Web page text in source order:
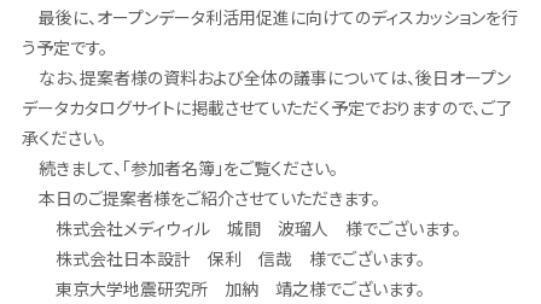
最後に、オープンデータ利活用促進に向けてのディスカッションを行
う予定です。
なお、提案者様の資料および全体の議事については、後日オープン
データカタログサイトに掲載させていただく予定でおりますので、ご了
承ください。
続きまして、「参加者名簿」をご覧ください。
本日のご提案者様をご紹介させていただきます。
株式会社メディウィル 城間 波瑠人 様でございます。
株式会社日本設計 保利 信哉 様でございます。
東京大学地震研究所 加納 靖之様でございます。